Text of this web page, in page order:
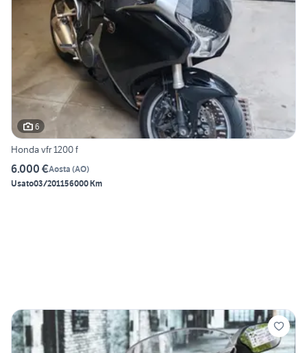
6
Honda vfr 1200 f
6.000 €Aosta (AO)
Usato03/201156000 Km